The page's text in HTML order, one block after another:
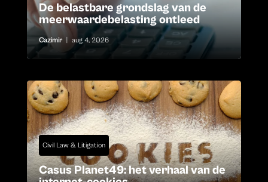
De belastbare grondslag van de
meerwaardebelasting ontleed
Cazimir aug 4, 2026
Civil Law & Litigation
Casus Planet49: het verhaal van de